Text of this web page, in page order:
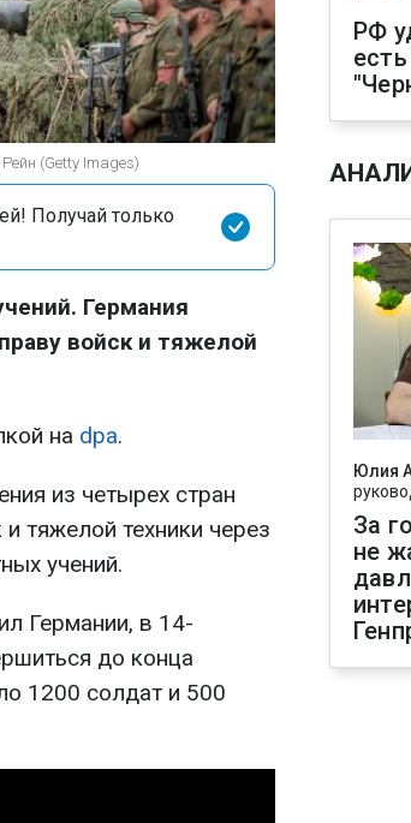
(Getty Images)
Получай только
Германия
войск и тяжелой
на dpa.
из четырех стран
тяжелой техники через
учений.
Германии, в 14-
до конца
1200 солдат и 500
РФ
Юлия
За
не